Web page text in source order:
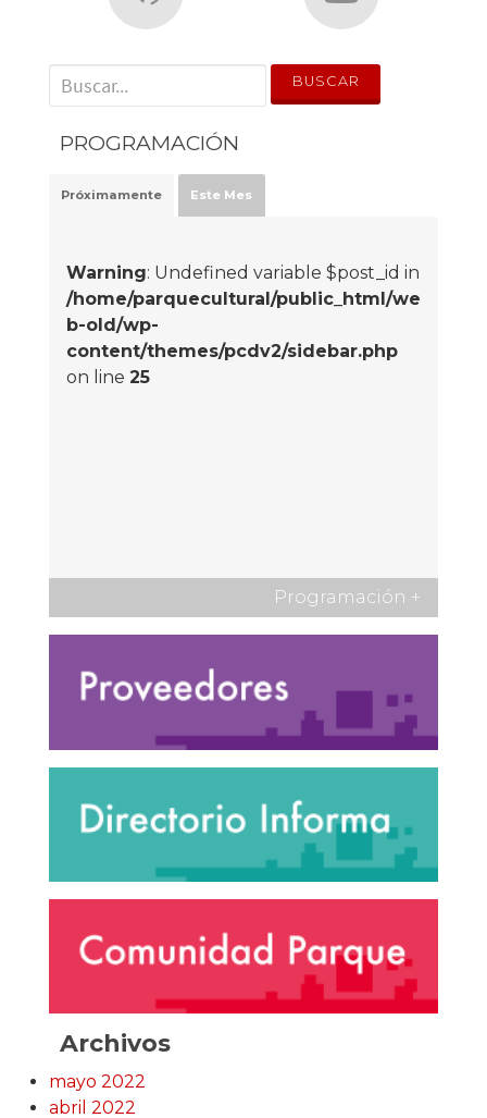
' . __('Search for:') . '
PROGRAMACIÓN
Próximamente Este Mes
Warning: Undefined variable $post_id in
/home/parquecultural/public_html/we
b-old/wp-
content/themes/pcdv2/sidebar.php
on line 25
Programación +
Archivos
mayo 2022
abril 2022